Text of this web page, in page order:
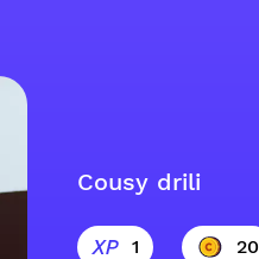
Cousy drili
1 20